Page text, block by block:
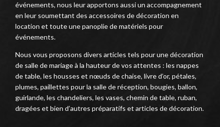
événements, nous leur apportons aussi un accompagnement
en leur soumettant des accessoires de décoration en
location et toute une panoplie de matériels pour
événements.
Nous vous proposons divers articles tels pour une décoration
de salle de mariage à la hauteur de vos attentes : les nappes
de table, les housses et nœuds de chaise, livre d’or, pétales,
plumes, paillettes pour la salle de réception, bougies, ballon,
guirlande, les chandeliers, les vases, chemin de table, ruban,
dragées et bien d’autres préparatifs et articles de décoration.